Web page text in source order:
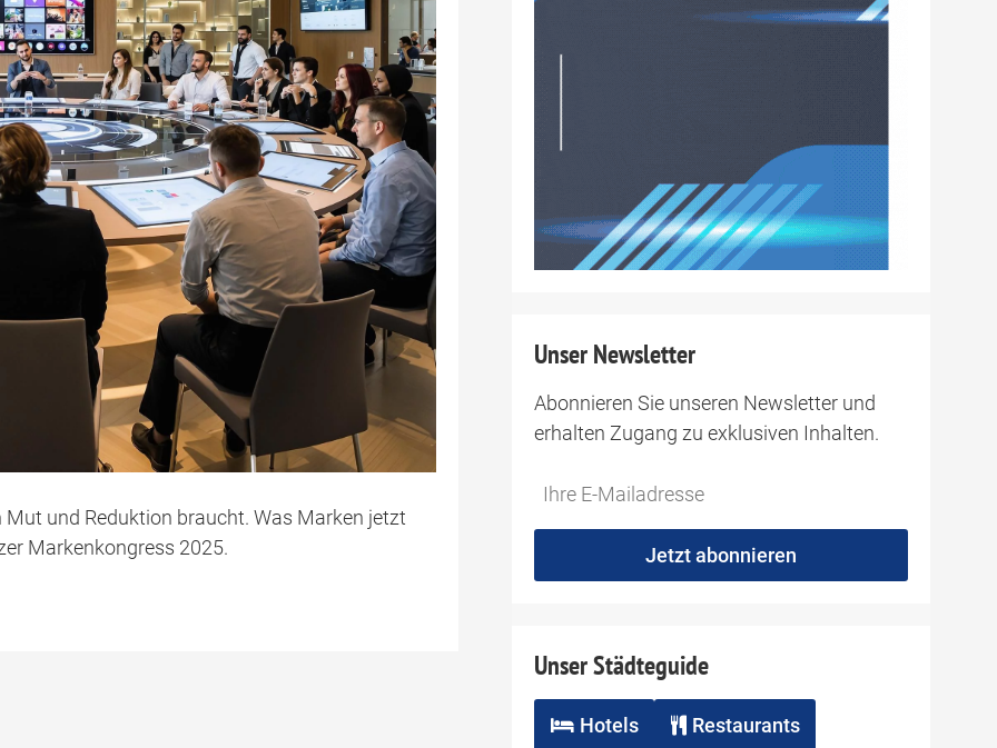
und Reduktion braucht. Was Marken jetzt
Markenkongress 2025.
Unser Newsletter
Abonnieren Sie unseren Newsletter und
erhalten Zugang zu exklusiven Inhalten.
Jetzt abonnieren
Unser Städteguide
Hotels Restaurants